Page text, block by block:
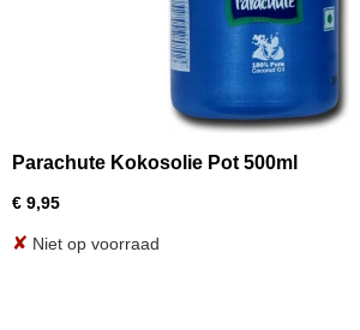
Parachute Kokosolie Pot 500ml
€ 9,95
✘ Niet op voorraad